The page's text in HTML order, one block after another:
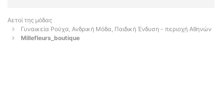
Αετοί της μόδας
Γυναικεία Ρούχα, Ανδρική Μόδα, Παιδική Ένδυση - περιοχή Αθηνών
Millefleurs_boutique